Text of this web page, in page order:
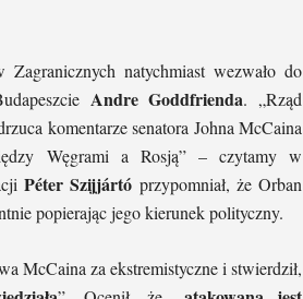
natychmiast wezwało do
Andre Goddfrienda. „Rząd
komentarze senatora Johna McCaina
Węgrami a Rosją” – czytamy w
Péter Szijjártó przypomniał, że Orban
popierając jego kierunek polityczny.
McCaina za ekstremistyczne i stwierdził,